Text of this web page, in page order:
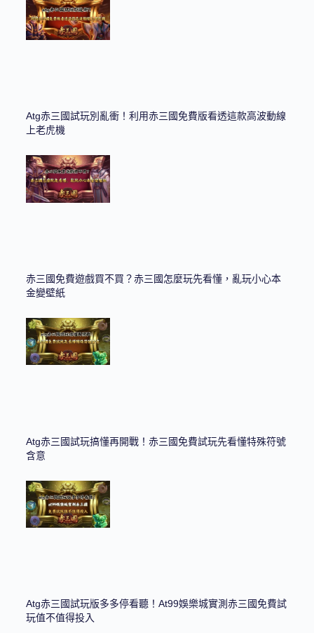
Atg赤三國試玩別亂衝！利用赤三國免費版看透這款高波動線
上老虎機
赤三國免費遊戲買不買？赤三國怎麼玩先看懂，亂玩小心本
金變壁紙
Atg赤三國試玩搞懂再開戰！赤三國免費試玩先看懂特殊符號
含意
Atg赤三國試玩版多多停看聽！at99娛樂城實測赤三國免費試
玩值不值得投入